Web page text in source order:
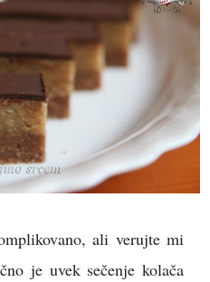
ali verujte mi
je uvek sečenje kolača